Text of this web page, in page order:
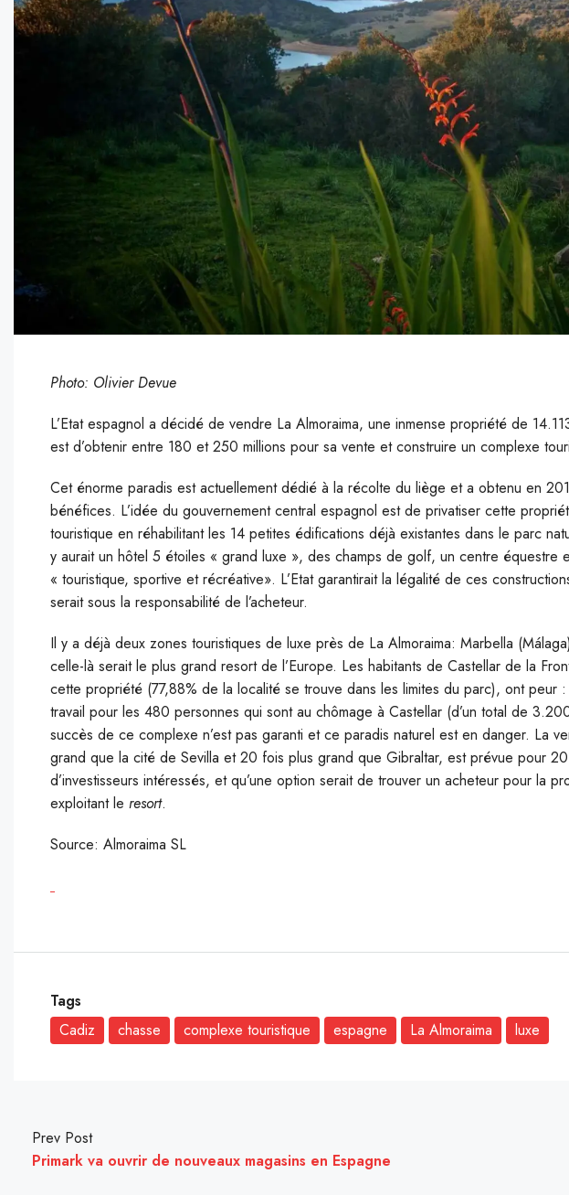
Photo: Olivier Devue
L’Etat espagnol a décidé de vendre La Almoraima, une inmense propriété de
est d’obtenir entre 180 et 250 millions pour sa vente et construire un complexe
Cet énorme paradis est actuellement dédié à la récolte du liège et a obtenu en
bénéfices. L’idée du gouvernement central espagnol est de privatiser cette
touristique en réhabilitant les 14 petites édifications déjà existantes dans le parc
y aurait un hôtel 5 étoiles « grand luxe », des champs de golf, un centre équestre
« touristique, sportive et récréative». L’Etat garantirait la légalité de ces
serait sous la responsabilité de l’acheteur.
Il y a déjà deux zones touristiques de luxe près de La Almoraima: Marbella
celle-là serait le plus grand resort de l’Europe. Les habitants de Castellar de la
cette propriété (77,88% de la localité se trouve dans les limites du parc), ont peur
travail pour les 480 personnes qui sont au chômage à Castellar (d’un total de
succès de ce complexe n’est pas garanti et ce paradis naturel est en danger. La
grand que la cité de Sevilla et 20 fois plus grand que Gibraltar, est prévue pour
d’investisseurs intéressés, et qu’une option serait de trouver un acheteur pour la
exploitant le resort.
Source: Almoraima SL
Tags
Cadiz
chasse complexe touristique espagne La Almoraima luxe
Prev Post
Primark va ouvrir de nouveaux magasins en Espagne